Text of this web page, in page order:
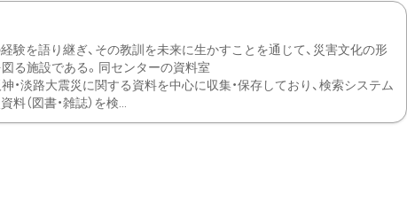
験を語り継ぎ、その教訓を未来に生かすことを通じて、災害文化の形
る施設である。同センターの資料室
淡路大震災に関する資料を中心に収集・保存しており、検索システム
料（図書・雑誌）を検...